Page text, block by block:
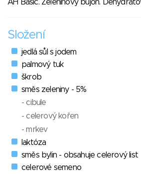
AH Basic. Zeleninový bujón.
Složení
jedlá sůl s jodem
palmový tuk
škrob
směs zeleniny - 5%
- cibule
- celerový kořen
- mrkev
laktóza
směs bylin - obsahuje celerový list
celerové semeno